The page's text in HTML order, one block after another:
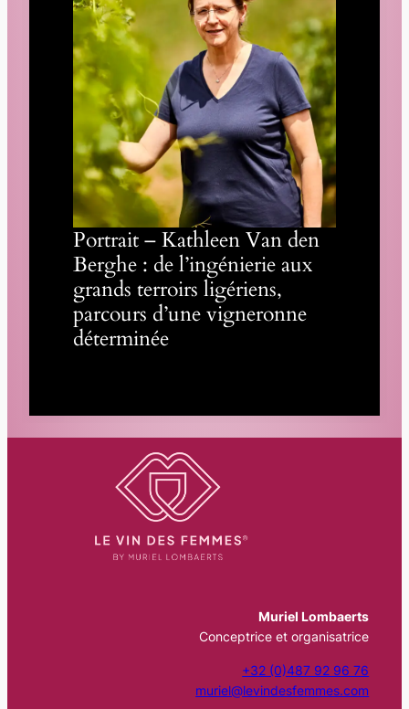
Portrait – Kathleen Van den
Berghe : de l’ingénierie aux
grands terroirs ligériens,
parcours d’une vigneronne
déterminée
Muriel Lombaerts
Conceptrice et organisatrice
+32 (0)487 92 96 76
muriel@levindesfemmes.com